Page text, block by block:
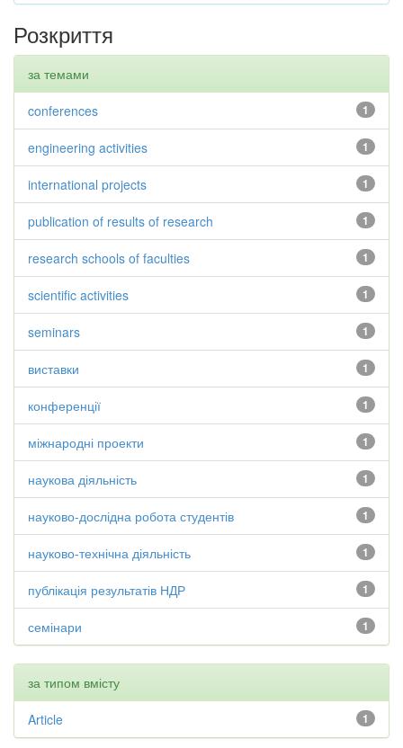
Розкриття
за темами
1
conferences
1
engineering activities
1
international projects
1
publication of results of research
1
research schools of faculties
1
scientific activities
1
seminars
1
виставки
1
конференції
1
міжнародні проекти
1
наукова діяльність
1
науково-дослідна робота студентів
1
науково-технічна діяльність
1
публікація результатів НДР
1
семінари
за типом вмісту
1
Article